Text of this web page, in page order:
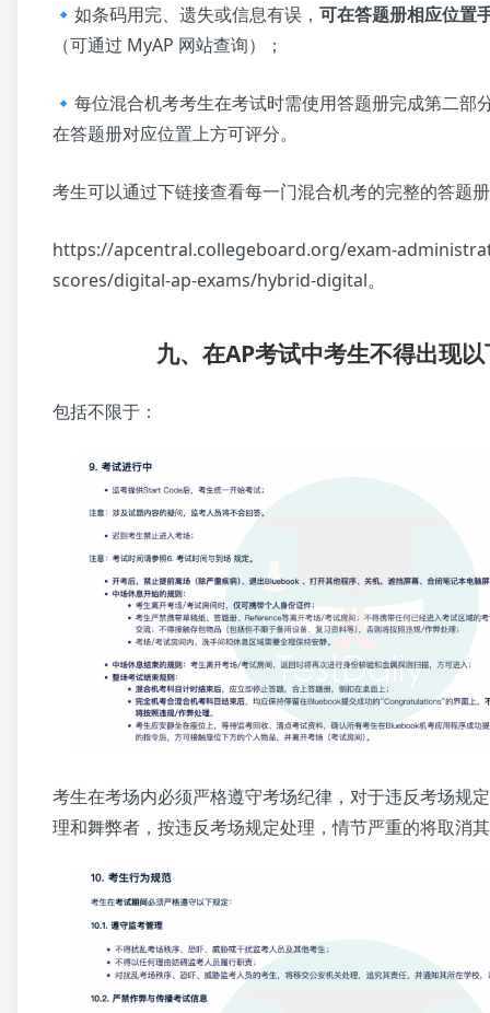
🔹如条码用完、遗失或信息有误， 可在答题册相应位置
（可通过 MyAP 网站查询）；
🔹每位混合机考考生在考试时需使用答题册完成第二部
在答题册对应位置上方可评分。
考生可以通过下链接查看每一门混合机考的完整的答题
https://apcentral.collegeboard.org/exam-
scores/digital-ap-exams/hybrid-digital。
九、在AP考试中考生不得出现
包括不限于：
考生在考场内必须严格遵守考场纪律，对于违反考场规
理和舞弊者，按违反考场规定处理，情节严重的将取消